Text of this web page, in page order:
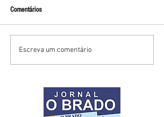
Comentários
Escreva um comentário